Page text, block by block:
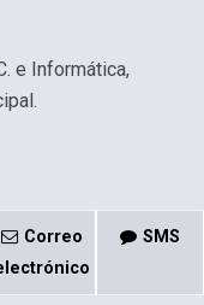
e Informática,
Correo
SMS